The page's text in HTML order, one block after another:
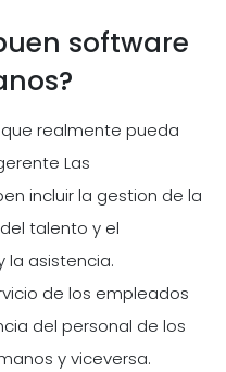
software
realmente pueda
Las
incluir la gestion de la
talento y el
la asistencia.
de los empleados
del personal de los
y viceversa.